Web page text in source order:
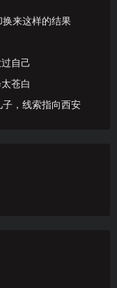
来这样的结果
自己
苍白
，线索指向西安